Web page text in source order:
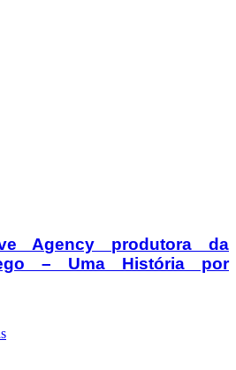
Agency produtora da
– Uma História por